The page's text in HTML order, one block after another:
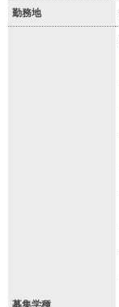
勤務地
募集学種